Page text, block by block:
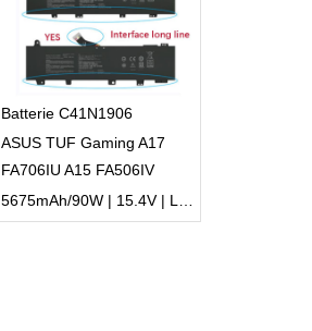
Batterie C41N1906
ASUS TUF Gaming A17
FA706IU A15 FA506IV
FX506LU